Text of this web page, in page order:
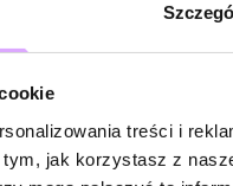
treści i
jak korzystasz z